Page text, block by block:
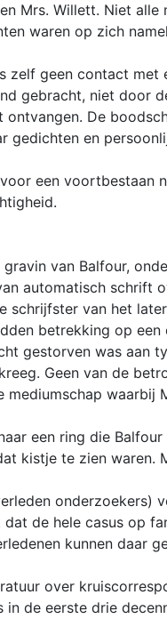
Mrs. Willett. Niet
waren op zich
zelf geen contact met
gebracht, niet door
De
en
een voortbestaan
van Balfour,
automatisch schrift
schrijfster van het
betrekking op
gestorven was aan
Geen van de
waarbij
een ring die
kistje te zien waren.
onderzoekers)
de hele casus op
kunnen daar
over
de eerste drie